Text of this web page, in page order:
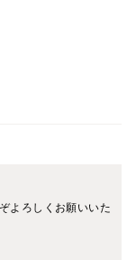
よろしくお願いいた